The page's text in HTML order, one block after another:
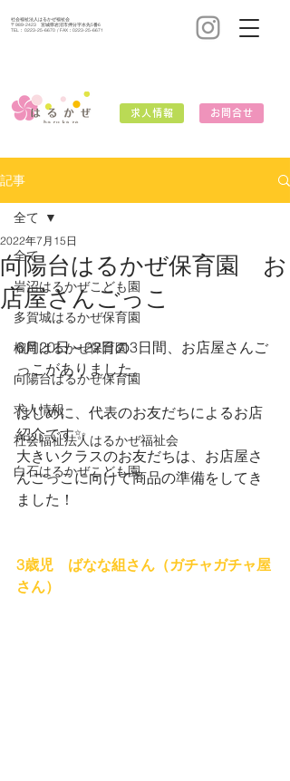
社会福祉法人はるかぜ福祉会
〒989-2423 宮城県岩沼市押分字水先5番6
TEL： 0223-25-6670 / FAX：0223-25-6671
求人情報 お問合せ
記事
全て
岩沼はるかぜこども園
多賀城はるかぜ保育園
榴岡はるかぜ保育園
向陽台はるかぜ保育園
求人情報
社会福祉法人はるかぜ福祉会
白石はるかぜこども園
全て
向陽台はるかぜ保育園 お
店屋さんごっこ
2022年7月15日
6月20日～22日の3日間、お店屋さんご
っこがありました。
はじめに、代表のお友だちによるお店
紹介です✨
大きいクラスのお友だちは、お店屋さ
んごっこに向けて商品の準備をしてき
ました！
3歳児　ばなな組さん（ガチャガチャ屋
さん）